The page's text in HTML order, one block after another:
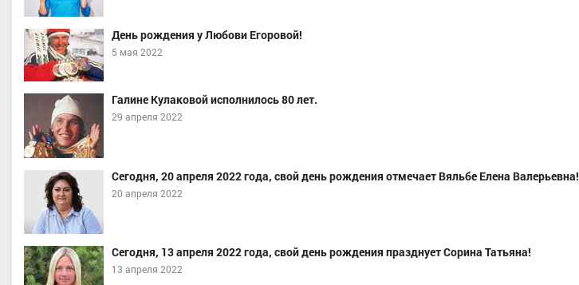
День рождения у Любови Егоровой!
5 мая 2022
Галине Кулаковой исполнилось 80 лет.
29 апреля 2022
Сегодня, 20 апреля 2022 года, свой день рождения отмечает Вяльбе Елена Валерьевна!
20 апреля 2022
Сегодня, 13 апреля 2022 года, свой день рождения празднует Сорина Татьяна!
13 апреля 2022